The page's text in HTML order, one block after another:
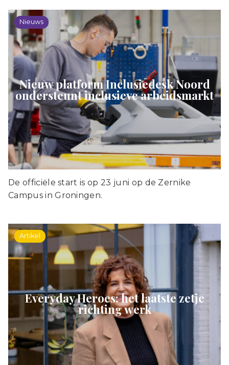
Nieuws
Nieuw platform Inclusiedesk Noord
ondersteunt inclusieve arbeidsmarkt
De officiële start is op 23 juni op de Zernike
Campus in Groningen.
Artikel
Everyday Heroes: het laatste zetje
richting werk